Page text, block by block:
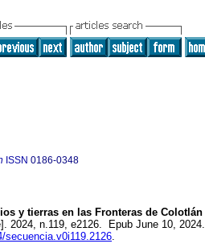
ISSN 0186-0348
y tierras en las Fronteras de Colotlán
2024, n.119, e2126. Epub June 10, 2024.
secuencia.v0i119.2126.